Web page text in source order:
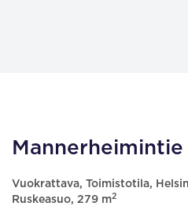
Mannerheimintie
Vuokrattava, Toimistotila,
Ruskeasuo, 279 m2